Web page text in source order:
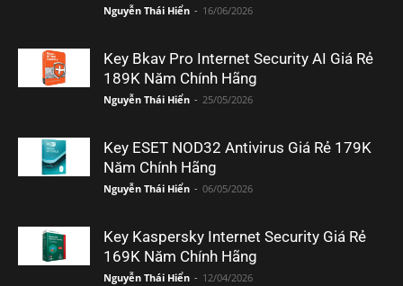
Nguyễn Thái Hiển - 16/06/2026
Key Bkav Pro Internet Security AI Giá Rẻ
189K Năm Chính Hãng
Nguyễn Thái Hiển - 25/05/2026
Key ESET NOD32 Antivirus Giá Rẻ 179K
Năm Chính Hãng
Nguyễn Thái Hiển - 06/05/2026
Key Kaspersky Internet Security Giá Rẻ
169K Năm Chính Hãng
Nguyễn Thái Hiển - 12/04/2026